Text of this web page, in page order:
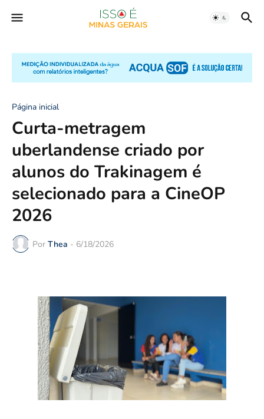
Página inicial
Curta-metragem
uberlandense criado por
alunos do Trakinagem é
selecionado para a CineOP
2026
Por Thea - 6/18/2026